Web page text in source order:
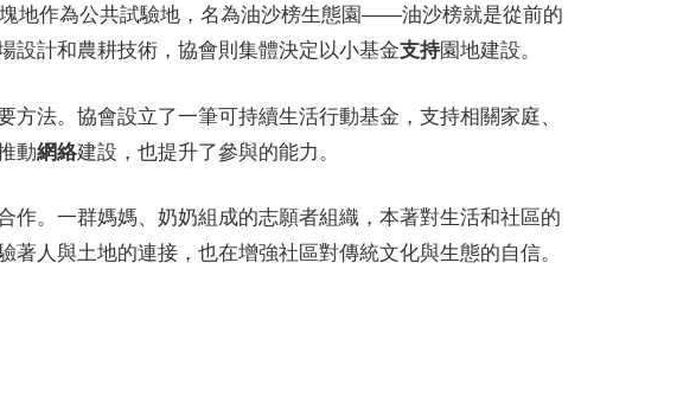
地作為公共試驗地，名為油沙榜生態園——油沙榜就是從前的
設計和農耕技術，協會則集體決定以小基金支持園地建設。
方法。協會設立了一筆可持續生活行動基金，支持相關家庭、
動網絡建設，也提升了參與的能力。
作。一群媽媽、奶奶組成的志願者組織，本著對生活和社區的
人與土地的連接，也在增強社區對傳統文化與生態的自信。